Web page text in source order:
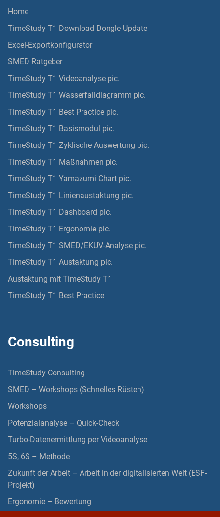
Home
TimeStudy T1-Download Dongle-Update
Excel-Exportkonfigurator
SMED Ratgeber
TimeStudy T1 Videoanalyse pic.
TimeStudy T1 Wasserfalldiagramm pic.
TimeStudy T1 Best Practice pic.
TimeStudy T1 Basismodul pic.
TimeStudy T1 Zyklische Auswertung pic.
TimeStudy T1 Maßnahmen pic.
TimeStudy T1 Yamazumi Chart pic.
TimeStudy T1 Linienaustaktung pic.
TimeStudy T1 Dashboard pic.
TimeStudy T1 Ergonomie pic.
TimeStudy T1 SMED/EKUV-Analyse pic.
TimeStudy T1 Austaktung pic.
Austaktung mit TimeStudy T1
TimeStudy T1 Best Practice
Consulting
TimeStudy Consulting
SMED – Workshops (Schnelles Rüsten)
Workshops
Potenzialanalyse – Quick-Check
Turbo-Datenermittlung per Videoanalyse
5S, 6S – Methode
Zukunft der Arbeit – Arbeit in der digitalisierten Welt (ESF-
Projekt)
Ergonomie – Bewertung